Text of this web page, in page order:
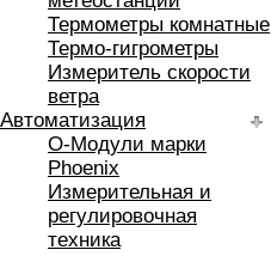
Термометры комнатные
Термо-гигрометры
Измеритель скорости
ветра
Автоматизация
O-Модули марки
Phoenix
Измерительная и
регулировочная
техника